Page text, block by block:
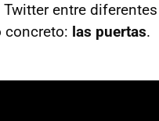
entre
concreto: las puertas.